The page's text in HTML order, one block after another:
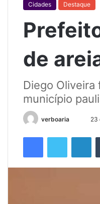
Cidades Destaque
de
Diego
município
verboaria
Mande
23
FacebookTwitter